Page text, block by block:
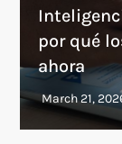
por qué
ahora